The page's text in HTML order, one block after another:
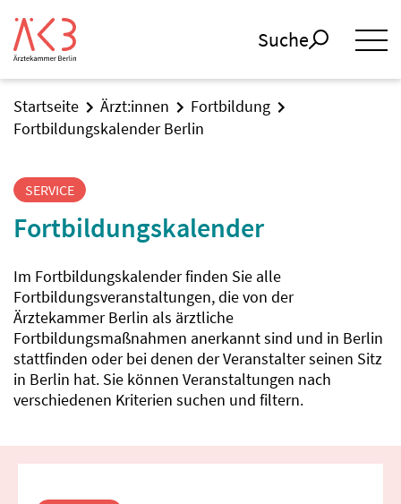
Suche
Startseite Ärzt:innen
Fortbildung
Fortbildungskalender Berlin
SERVICE
Fortbildungskalender
Im Fortbildungskalender finden Sie alle
Fortbildungsveranstaltungen, die von der
Ärztekammer Berlin als ärztliche
Fortbildungsmaßnahmen anerkannt sind und in Berlin
stattfinden oder bei denen der Veranstalter seinen Sitz
in Berlin hat. Sie können Veranstaltungen nach
verschiedenen Kriterien suchen und filtern.
Fortbildungssuche